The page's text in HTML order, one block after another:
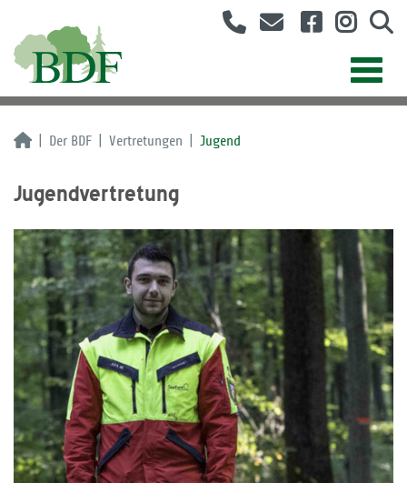
Der BDF Vertretungen Jugend
Jugendvertretung